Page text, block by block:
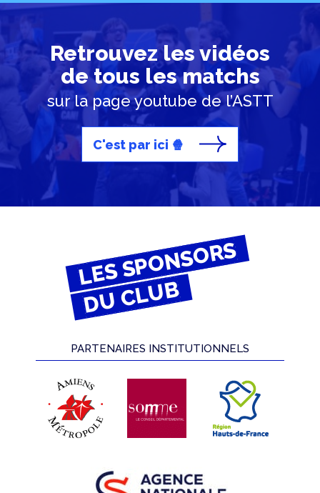
Retrouvez les vidéos
de tous les matchs
sur la page youtube de l’ASTT
C'est par ici 🍿
LES SPONSORS
DU CLUB
PARTENAIRES INSTITUTIONNELS